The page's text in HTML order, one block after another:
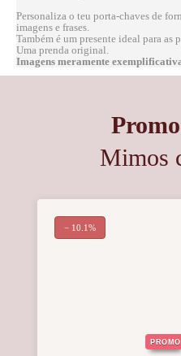
Personaliza o teu porta-chaves de
imagens e frases.
Também é um presente ideal para as
Uma prenda original.
Imagens meramente
Mimos
PROMO
− 10.1%